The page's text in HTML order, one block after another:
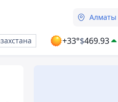
Алматы
+33°$469.93